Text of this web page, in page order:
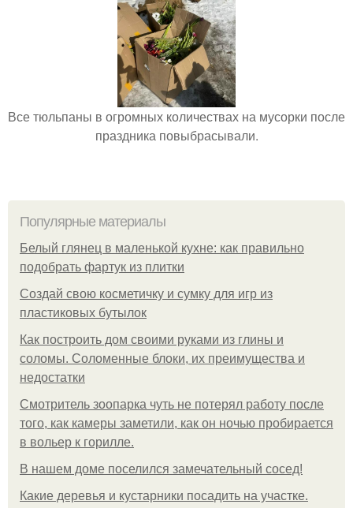
Все тюльпаны в огромных количествах на мусорки после
праздника повыбрасывали.
Популярные материалы
Белый глянец в маленькой кухне: как правильно
подобрать фартук из плитки
Создай свою косметичку и сумку для игр из
пластиковых бутылок
Как построить дом своими руками из глины и
соломы. Соломенные блоки, их преимущества и
недостатки
Смотритель зоопарка чуть не потерял работу после
того, как камеры заметили, как он ночью пробирается
в вольер к горилле.
В нашем доме поселился замечательный сосед!
Какие деревья и кустарники посадить на участке.